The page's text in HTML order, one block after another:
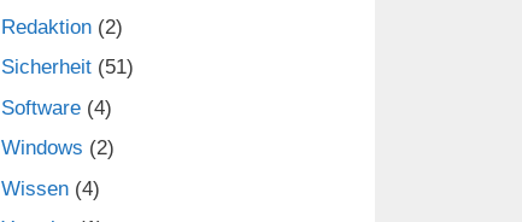
Redaktion (2)
Sicherheit (51)
Software (4)
Windows (2)
Wissen (4)